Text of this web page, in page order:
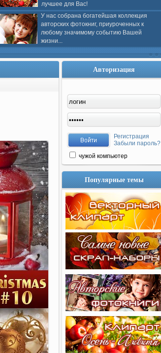
лучшее для Вас!
У нас собрана богатейшая коллекция
авторских фотокниг, приуроченных к
любому значимому событию Вашей
жизни...
Авторизация
Регистрация
Забыли пароль?
чужой компьютер
Популярные темы